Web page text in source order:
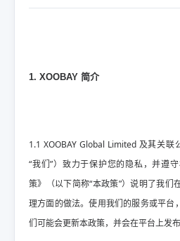
1. XOOBAY 简介
1.1 XOOBAY Global Limited 及其关联
“我们”）致力于保护您的隐私，并遵
策》（以下简称“本政策”）说明了我们
理方面的做法。使用我们的服务或平台
们可能会更新本政策，并会在平台上发